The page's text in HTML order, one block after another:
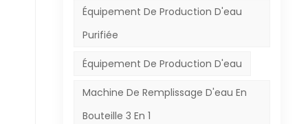
Équipement De Production D'eau
Purifiée
Équipement De Production D'eau
Machine De Remplissage D'eau En
Bouteille 3 En 1